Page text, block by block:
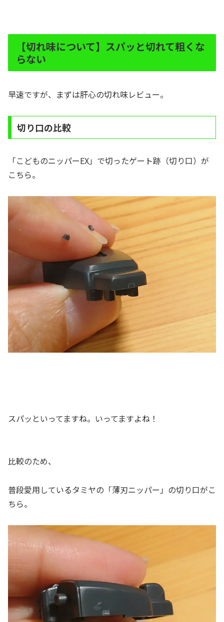
【切れ味について】スパッと切れて粗くな
らない
早速ですが、まずは肝心の切れ味レビュー。
切り口の比較
「こどものニッパーEX」で切ったゲート跡（切り口）が
こちら。
スパッといってますね。いってますよね！
比較のため、
普段愛用しているタミヤの「薄刃ニッパー」の切り口がこ
ちら。